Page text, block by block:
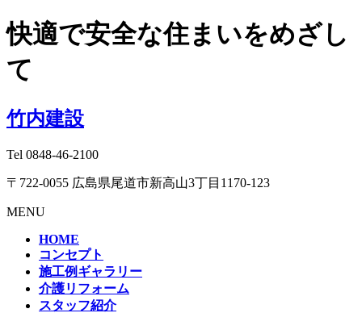
快適で安全な住まいをめざし
て
竹内建設
Tel 0848-46-2100
〒722-0055 広島県尾道市新高山3丁目1170-123
MENU
HOME
コンセプト
施工例ギャラリー
介護リフォーム
スタッフ紹介